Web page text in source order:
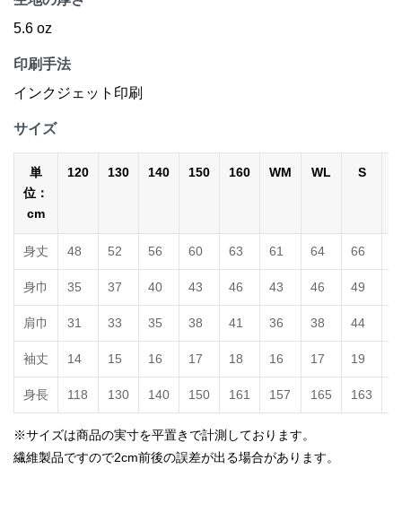
5.6 oz
印刷手法
インクジェット印刷
サイズ
単
位：
cm
120 130 140 150 160 WM WL S
身丈 48 52 56 60 63 61 64 66
身巾 35 37 40 43 46 43 46 49
肩巾 31 33 35 38 41 36 38 44
袖丈 14 15 16 17 18 16 17 19
身長 118 130 140 150 161 157 165 163
※サイズは商品の実寸を平置きで計測しております。
繊維製品ですので2cm前後の誤差が出る場合があります。